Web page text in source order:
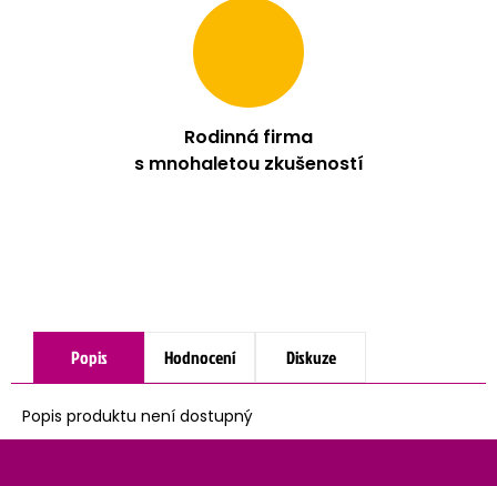
Rodinná firma
s mnohaletou zkušeností
Popis Hodnocení Diskuze
Popis produktu není dostupný